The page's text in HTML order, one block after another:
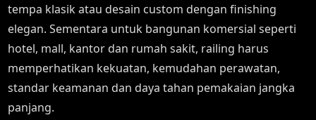
tempa klasik atau desain custom dengan finishing
elegan. Sementara untuk bangunan komersial seperti
hotel, mall, kantor dan rumah sakit, railing harus
memperhatikan kekuatan, kemudahan perawatan,
standar keamanan dan daya tahan pemakaian jangka
panjang.